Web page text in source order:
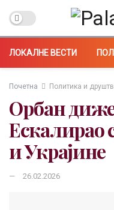
ЛОКАЛНЕ ВЕСТИ
Почетна Политика и
Орбан диже
Ескалирао
и Украјине
26.02.2026